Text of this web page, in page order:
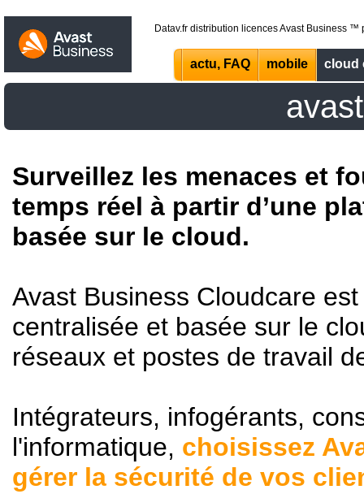
Datav.fr distribution licences Avast Business ™
cloud
mobile
actu, FAQ
Surveillez les menaces et
temps réel à partir d’une
basée sur le cloud.
Avast Business Cloudcare
centralisée et basée sur le
réseaux et postes de travail
Intégrateurs, infogérants,
l'informatique, choisissez
gérer la sécurité de vos